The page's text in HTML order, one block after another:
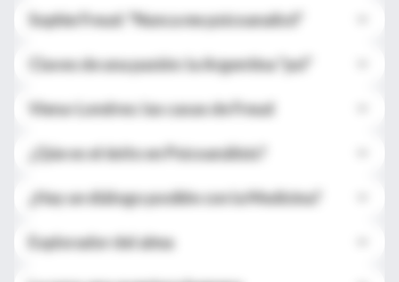
Sophie Freud: "Nunca me psicoanalicé"
Claves de una pasión: la Argentina "psi"
Viena-Londres: las casas de Freud
¿Qúe es el éxito en Psicoanálisis?
¿Hay un diálogo posible con la Medicina?
Explorador del alma